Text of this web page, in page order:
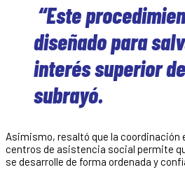
“Este
diseñado para
interés superior
subrayó.
Asimismo, resaltó que la
centros de asistencia social permite
se desarrolle de forma ordenada y